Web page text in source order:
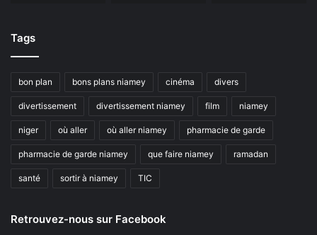
Tags
bon plan bons plans niamey cinéma divers
divertissement divertissement niamey film niamey
niger où aller où aller niamey pharmacie de garde
pharmacie de garde niamey que faire niamey ramadan
santé sortir à niamey TIC
Retrouvez-nous sur Facebook